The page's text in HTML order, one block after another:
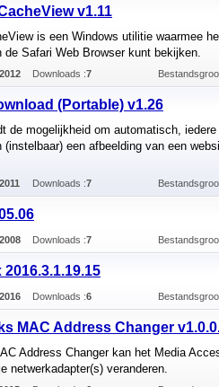
v1.11
is een Windows utilitie waarmee
de Safari Web Browser kunt bekijken.
Downloads :7
(Portable) v1.26
de mogelijkheid om automatisch, iedere
(instelbaar) een afbeelding van een
Downloads :7
Downloads :7
Downloads :6
MAC Address Changer
Address Changer kan het Media
netwerkadapter(s) veranderen.